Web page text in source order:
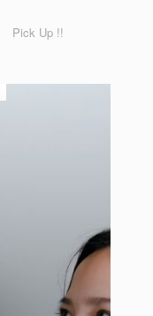
Pick Up !!